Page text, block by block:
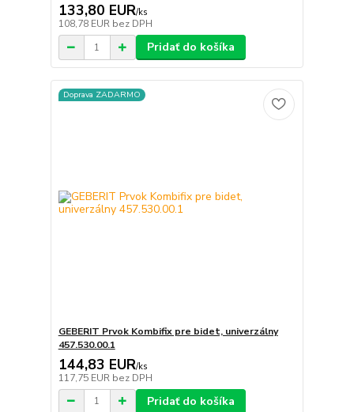
133,80 EUR/ks
108,78 EUR bez DPH
Pridať do košíka
Doprava ZADARMO
GEBERIT Prvok Kombifix pre bidet, univerzálny
457.530.00.1
144,83 EUR/ks
117,75 EUR bez DPH
Pridať do košíka